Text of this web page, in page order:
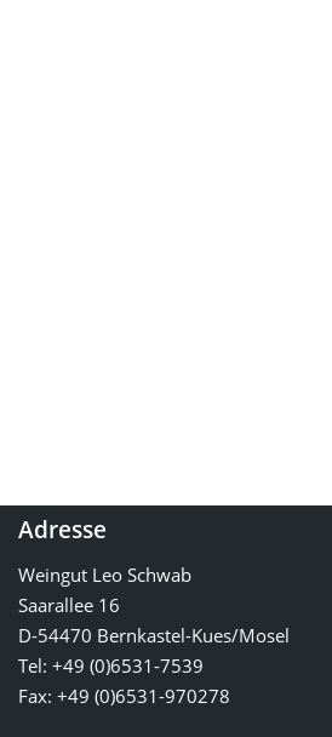
Adresse
Weingut Leo Schwab
Saarallee 16
D-54470 Bernkastel-Kues/Mosel
Tel: +49 (0)6531-7539
Fax: +49 (0)6531-970278